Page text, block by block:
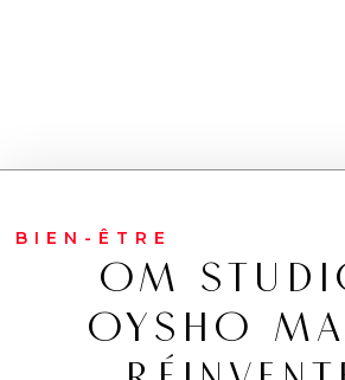
BIEN-ÊTRE
OM
OYSHO